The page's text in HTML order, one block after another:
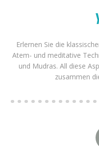
Erlernen Sie die
Atem- und meditative
und Mudras. All diese
zusammen